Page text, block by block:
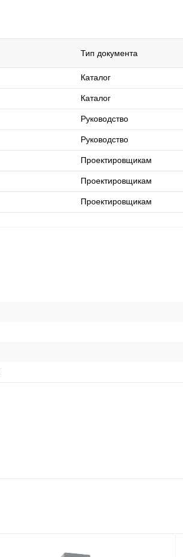
Тип документа
Каталог
Каталог
Руководство
Руководство
Проектировщикам
Проектировщикам
Проектировщикам